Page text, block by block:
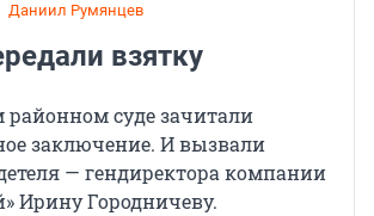
Даниил Румянцев
взятку
районном суде зачитали
заключение. И вызвали
— гендиректора компании
Ирину Городничеву.